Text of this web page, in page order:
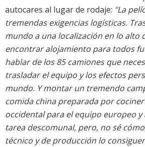
autocares al lugar de rodaje: "La
tremendas exigencias logísticas.
mundo a una localización en lo alto
encontrar alojamiento para todos
hablar de los 85 camiones que
trasladar el equipo y los efectos
mundo. Y montar un tremendo
comida china preparada por
occidental para el equipo europeo
tarea descomunal, pero, no sé
técnico y de producción lo